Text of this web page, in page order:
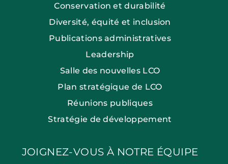
Conservation et durabilité
Diversité, équité et inclusion
Publications administratives
Leadership
Salle des nouvelles LCO
Plan stratégique de LCO
Réunions publiques
Stratégie de développement
JOIGNEZ-VOUS À NOTRE ÉQUIPE